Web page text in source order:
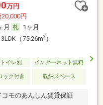
万円
円
月
1ヶ月
（75.26m2）
イレ別
インターネット無料
ック付き 収納スペース
モのあんしん賃貸保証